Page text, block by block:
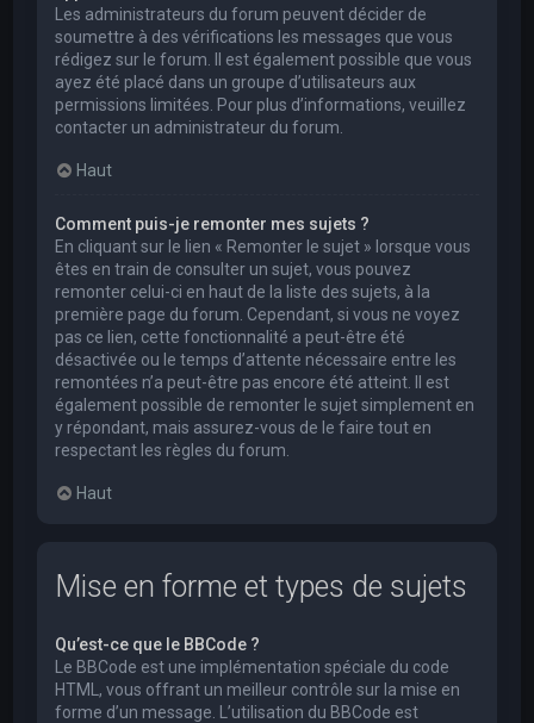
Les administrateurs du forum peuvent décider de
soumettre à des vérifications les messages que vous
rédigez sur le forum. Il est également possible que vous
ayez été placé dans un groupe d’utilisateurs aux
permissions limitées. Pour plus d’informations, veuillez
contacter un administrateur du forum.
Haut
Comment puis-je remonter mes sujets ?
En cliquant sur le lien « Remonter le sujet » lorsque vous
êtes en train de consulter un sujet, vous pouvez
remonter celui-ci en haut de la liste des sujets, à la
première page du forum. Cependant, si vous ne voyez
pas ce lien, cette fonctionnalité a peut-être été
désactivée ou le temps d’attente nécessaire entre les
remontées n’a peut-être pas encore été atteint. Il est
également possible de remonter le sujet simplement en
y répondant, mais assurez-vous de le faire tout en
respectant les règles du forum.
Haut
Mise en forme et types de sujets
Qu’est-ce que le BBCode ?
Le BBCode est une implémentation spéciale du code
HTML, vous offrant un meilleur contrôle sur la mise en
forme d’un message. L’utilisation du BBCode est